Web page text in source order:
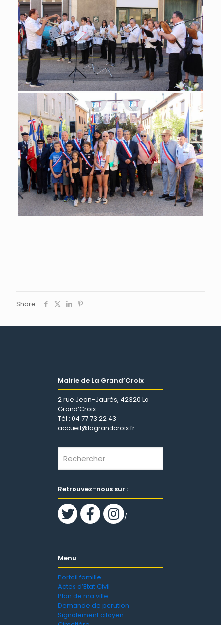
Share
Mairie de La Grand’Croix
2 rue Jean-Jaurès, 42320 La
Grand’Croix
Tél : 04 77 73 22 43
accueil@lagrandcroix.fr
Retrouvez-nous sur :
/
Menu
Portail famille
Actes d’Etat Civil
Plan de ma ville
Demande de parution
Signalement citoyen